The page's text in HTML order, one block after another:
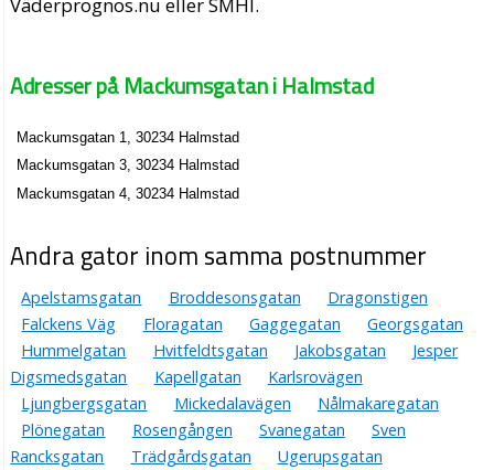
Väderprognos.nu eller SMHI.
Adresser på Mackumsgatan i Halmstad
Mackumsgatan 1, 30234 Halmstad
Mackumsgatan 3, 30234 Halmstad
Mackumsgatan 4, 30234 Halmstad
Andra gator inom samma postnummer
Apelstamsgatan Broddesonsgatan
Dragonstigen
Falckens Väg
Floragatan Gaggegatan
Georgsgatan
Hummelgatan
Hvitfeldtsgatan Jakobsgatan
Jesper
Digsmedsgatan
Kapellgatan
Karlsrovägen
Ljungbergsgatan
Mickedalavägen
Nålmakaregatan
Plönegatan
Rosengången Svanegatan
Sven
Rancksgatan
Trädgårdsgatan Ugerupsgatan